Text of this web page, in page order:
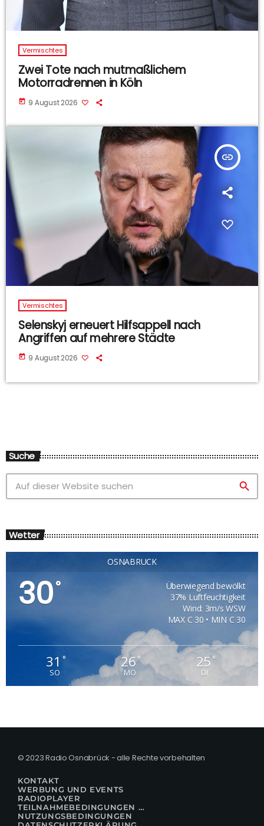
Vermischtes
Zwei Tote nach mutmaßlichem
Motorradrennen in Köln
today 9 August 2026
insert_link
Vermischtes
Selenskyj erneuert Hilfsappell nach
Angriffen auf mehrere Städte
today 9 August 2026
Suche
search
Wetter
OSNABRÜCK
30°
Überwiegend bewölkt
37% Luftfeuchtigkeit
Wind: 3m/s WSW
MAX C 30 • MIN C 30
31 °
SO
26°
MO
25°
DI
© 2023 Radio Osnabrück - alle Rechte vorbehalten
KONTAKT
WERBUNG UND EVENTS
RADIOPLAYER
TEILNAHMEBEDINGUNGEN FÜR GEWINNSPIELE
NUTZUNGSBEDINGUNGEN